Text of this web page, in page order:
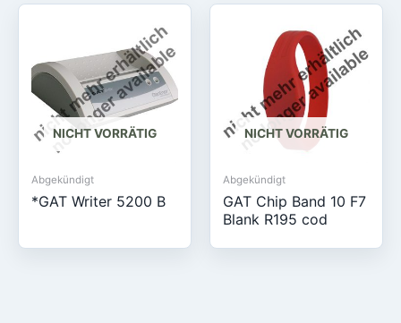
NICHT VORRÄTIG
Abgekündigt
*GAT Writer 5200 B
NICHT VORRÄTIG
Abgekündigt
GAT Chip Band 10 F7
Blank R195 cod